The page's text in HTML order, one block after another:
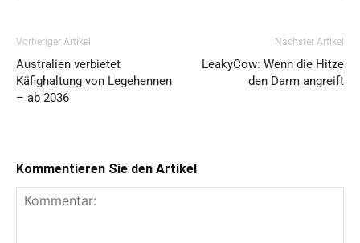
Vorheriger Artikel
Australien verbietet
Käfighaltung von Legehennen
– ab 2036
Nächster Artikel
LeakyCow: Wenn die Hitze
den Darm angreift
Kommentieren Sie den Artikel